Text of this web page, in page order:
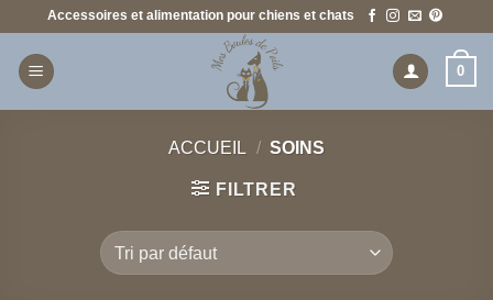
Passer
contenu
Accessoires et alimentation pour chiens et chats
0
ACCUEIL / SOINS
FILTRER